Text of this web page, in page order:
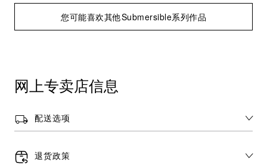
您可能喜欢其他Submersible系列作品
网上专卖店信息
配送选项
退货政策